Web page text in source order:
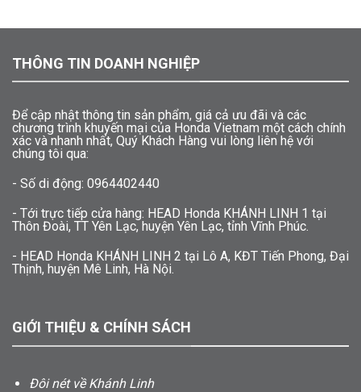
THÔNG TIN DOANH NGHIỆP
Để cập nhật thông tin sản phẩm, giá cả ưu đãi và các
chương trình khuyến mại của Honda Vietnam một cách chính
xác và nhanh nhất, Quý Khách Hàng vui lòng liên hệ với
chúng tôi qua:
- Số di động: 0964402440
- Tới trực tiếp cửa hàng: HEAD Honda KHÁNH LINH 1 tại
Thôn Đoài, TT Yên Lạc, huyện Yên Lạc, tỉnh Vĩnh Phúc.
- HEAD Honda KHÁNH LINH 2 tại Lô A, KĐT Tiến Phong, Đại
Thịnh, huyện Mê Linh, Hà Nội.
GIỚI THIỆU & CHÍNH SÁCH
Đôi nét về Khánh Linh